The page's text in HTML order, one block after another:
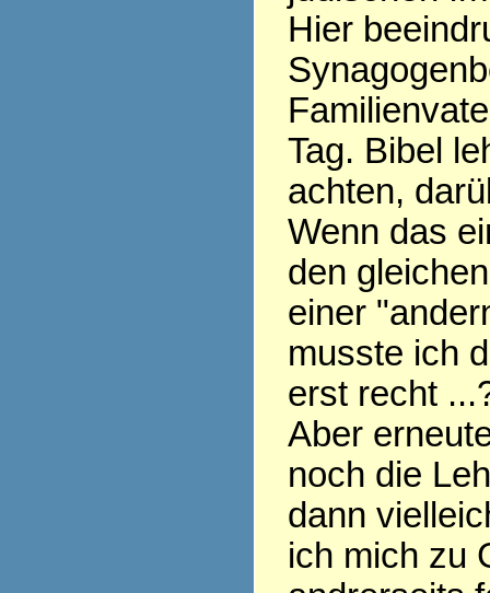
Hier
Tag. Bibel
achten,
Wenn das
den
einer
musste ich
erst recht
Aber
noch die
dann
ich mich zu